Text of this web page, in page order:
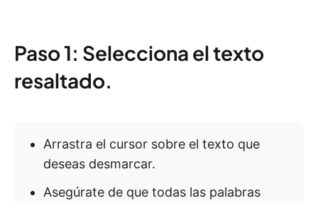
Paso 1: Selecciona el texto
resaltado.
Arrastra el cursor sobre el texto que
deseas desmarcar.
Asegúrate de que todas las palabras